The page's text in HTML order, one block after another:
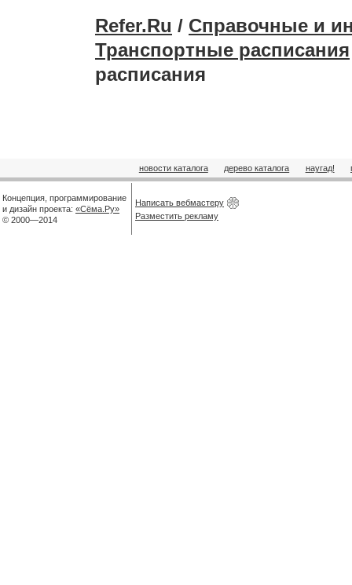
Refer.Ru / Справочные и
Транспортные расписания
расписания
новости каталога дерево каталога наугад!
Концепция, программирование
и дизайн проекта: «Сёма.Ру»
© 2000—2014
Написать вебмастеру
Разместить рекламу